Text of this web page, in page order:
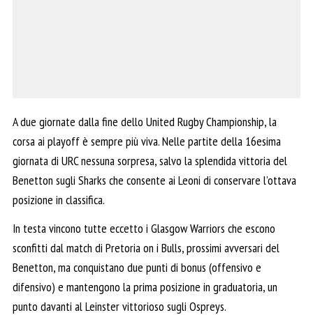
A due giornate dalla fine dello United Rugby Championship, la
corsa ai playoff è sempre più viva. Nelle partite della 16esima
giornata di URC nessuna sorpresa, salvo la splendida vittoria del
Benetton sugli Sharks che consente ai Leoni di conservare l’ottava
posizione in classifica.
In testa vincono tutte eccetto i Glasgow Warriors che escono
sconfitti dal match di Pretoria on i Bulls, prossimi avversari del
Benetton, ma conquistano due punti di bonus (offensivo e
difensivo) e mantengono la prima posizione in graduatoria, un
punto davanti al Leinster vittorioso sugli Ospreys.